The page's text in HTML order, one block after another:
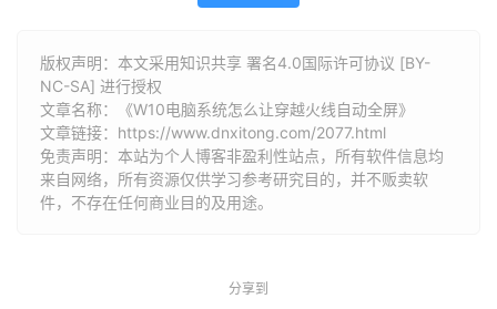
版权声明：本文采用知识共享 署名4.0国际许可协议 [BY-
NC-SA] 进行授权
文章名称：《W10电脑系统怎么让穿越火线自动全屏》
文章链接： https://www.dnxitong.com/2077.html
免责声明：本站为个人博客非盈利性站点，所有软件信息均
来自网络，所有资源仅供学习参考研究目的，并不贩卖软
件，不存在任何商业目的及用途。
分享到